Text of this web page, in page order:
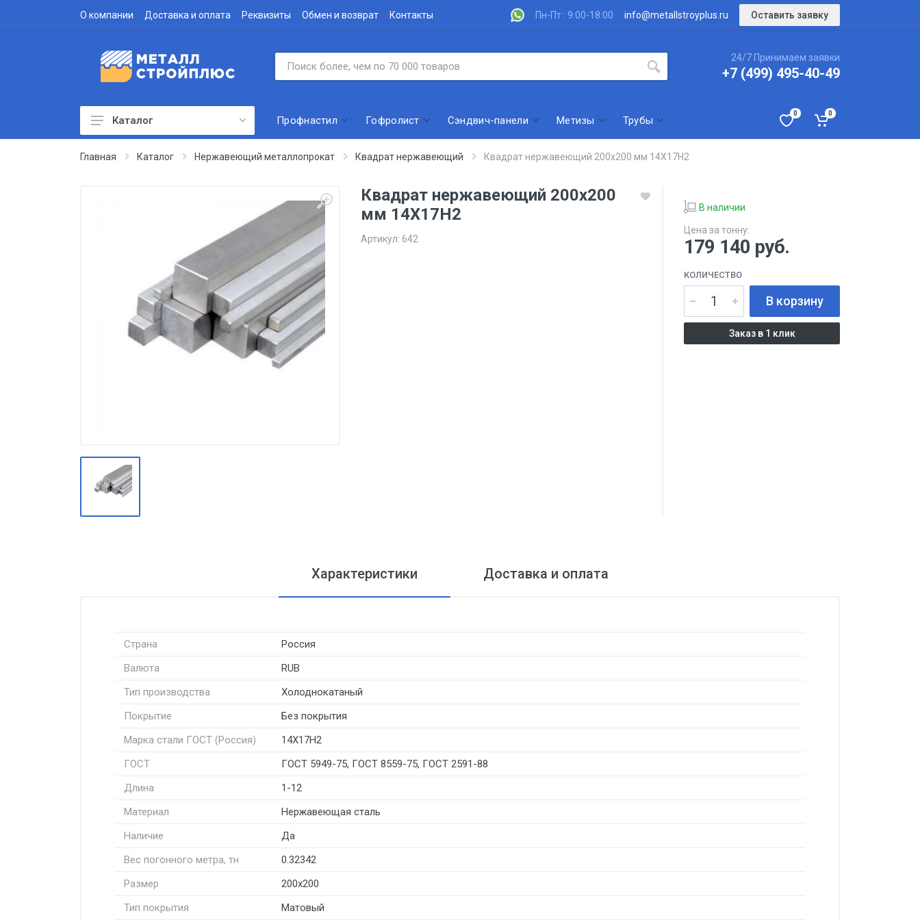
О компании Доставка и оплата Реквизиты Обмен и возврат Контакты Пн-Пт : 9:00-18:00 info@metallstroyplus.ru Оставить заявку
24/7 Принимаем заявки
+7 (499) 495-40-49
Профнастил
Сэндвич-панели
Производство
Штакетник
метизы
Оцинкованный металлопрокат
Каталог Профнастил Гофролист Сэндвич-панели Метизы Трубы
0 0
Главная Каталог Нержавеющий металлопрокат Квадрат нержавеющий Квадрат нержавеющий 200x200 мм 14Х17Н2
Квадрат нержавеющий 200x200
мм 14Х17Н2
Артикул: 642
В наличии
Цена за тонну:
179 140 руб.
КОЛИЧЕСТВО
В корзину
Заказ в 1 клик
Характеристики Доставка и оплата
Страна
Россия
Валюта
RUB
Тип производства
Холоднокатаный
Покрытие
Без покрытия
Марка стали ГОСТ (Россия)
14Х17Н2
ГОСТ
ГОСТ 5949-75, ГОСТ 8559-75, ГОСТ 2591-88
Длина
1-12
Материал
Нержавеющая сталь
Наличие
Да
Вес погонного метра, тн
0.32342
Размер
200x200
Тип покрытия
Матовый